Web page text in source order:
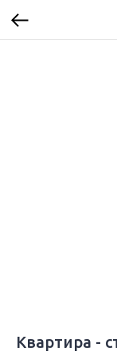
Квартира -